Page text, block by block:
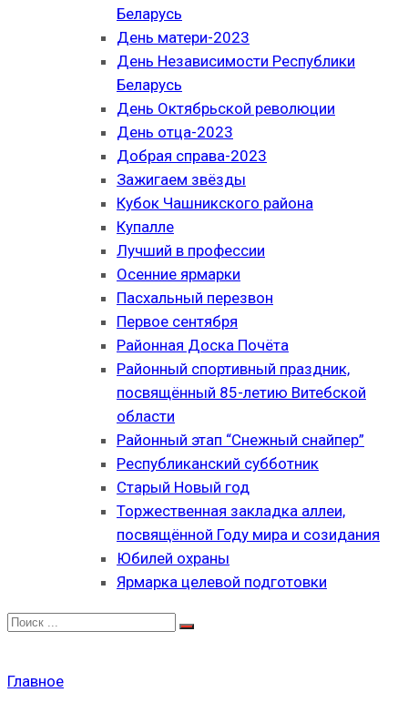
Беларусь
День матери-2023
День Независимости Республики
Беларусь
День Октябрьской революции
День отца-2023
Добрая справа-2023
Зажигаем звёзды
Кубок Чашникского района
Купалле
Лучший в профессии
Осенние ярмарки
Пасхальный перезвон
Первое сентября
Районная Доска Почёта
Районный спортивный праздник,
посвящённый 85-летию Витебской
области
Районный этап “Снежный снайпер”
Республиканский субботник
Старый Новый год
Торжественная закладка аллеи,
посвящённой Году мира и созидания
Юбилей охраны
Ярмарка целевой подготовки
Главное